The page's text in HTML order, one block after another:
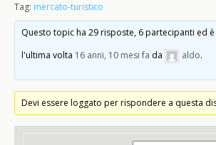
Tag: mercato-turistico
Questo topic ha 29 risposte, 6 partecipanti ed
l'ultima volta 16 anni, 10 mesi fa da aldo.
Devi essere loggato per rispondere a questa